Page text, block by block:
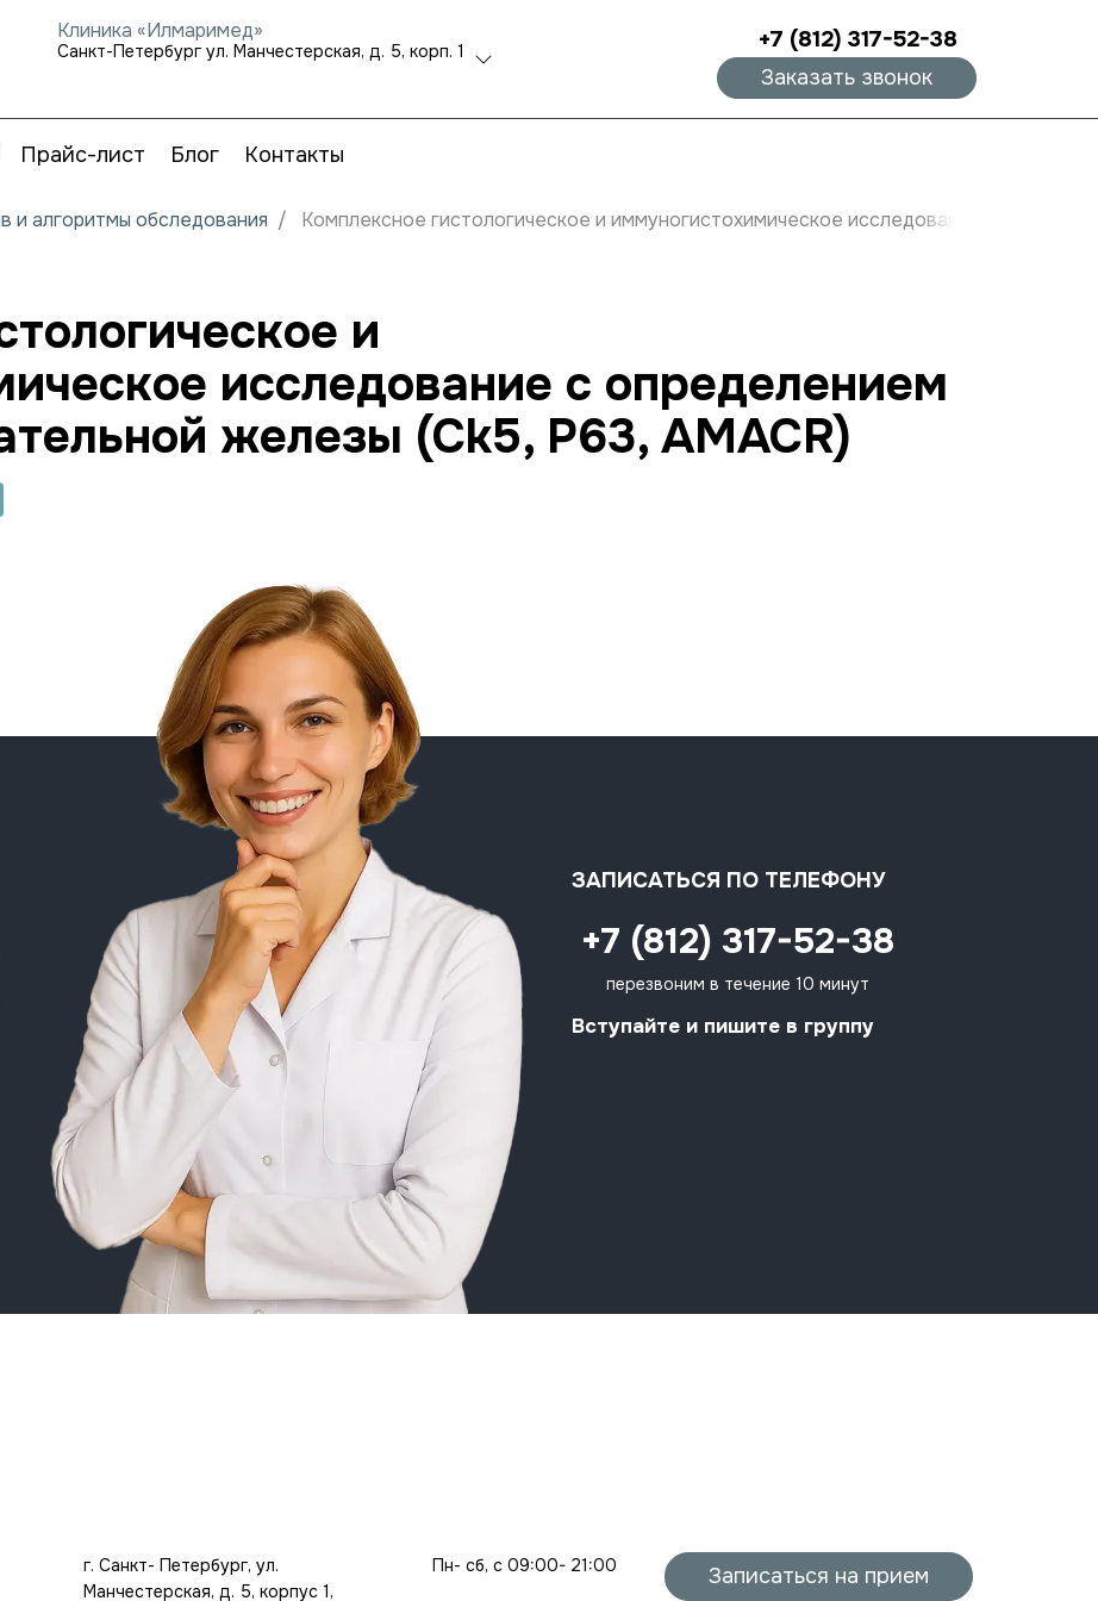
Клиника «Илмаримед»
Санкт-Петербург ул. Манчестерская, д. 5, корп. 1 +7 (812) 317-52-38
Заказать звонок
Прайс-лист Блог Контакты
и алгоритмы обследования Комплексное гистологическое и иммуногистохимическое исследование с
и
исследование с определением
железы (Ck5, P63, AMACR)
ЗАПИСАТЬСЯ ПО ТЕЛЕФОНУ
+7 (812) 317-52-38
перезвоним в течение 10 минут
Вступайте и пишите в группу
г. Санкт- Петербург, ул.
Манчестерская, д. 5, корпус 1,
Пн- сб, с 09:00- 21:00 Записаться на прием